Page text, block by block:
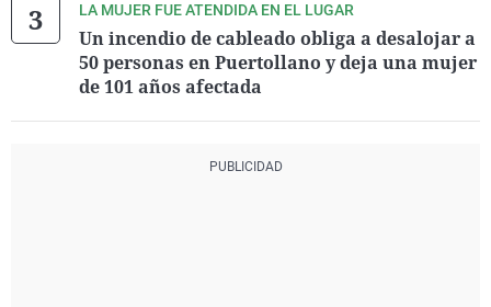
LA MUJER FUE ATENDIDA EN EL LUGAR
Un incendio de cableado obliga a desalojar a
50 personas en Puertollano y deja una mujer
de 101 años afectada